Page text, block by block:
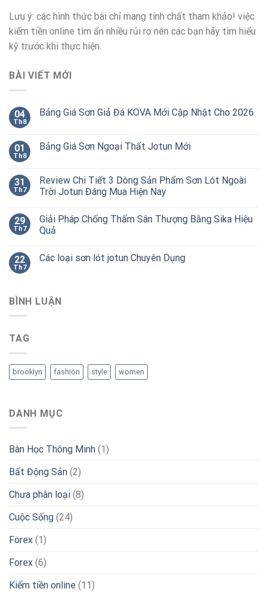
Lưu ý: các hình thức bài chỉ mang tính chất tham khảo! việc
kiếm tiền online tìm ẩn nhiều rủi ro nên các bạn hãy tìm hiểu
kỹ trước khi thực hiện.
BÀI VIẾT MỚI
04
Th8
Bảng Giá Sơn Giả Đá KOVA Mới Cập Nhật Cho 2026
01
Th8
Bảng Giá Sơn Ngoại Thất Jotun Mới
31
Th7
Review Chi Tiết 3 Dòng Sản Phẩm Sơn Lót Ngoài
Trời Jotun Đáng Mua Hiện Nay
29
Th7
Giải Pháp Chống Thấm Sân Thượng Bằng Sika Hiệu
Quả
22
Th7
Các loại sơn lót jotun Chuyên Dụng
BÌNH LUẬN
TAG
brooklyn fashion style women
DANH MỤC
Bàn Học Thông Minh (1)
Bất Động Sản (2)
Chưa phân loại (8)
Cuộc Sống (24)
Forex (1)
Forex (6)
Kiếm tiền online (11)